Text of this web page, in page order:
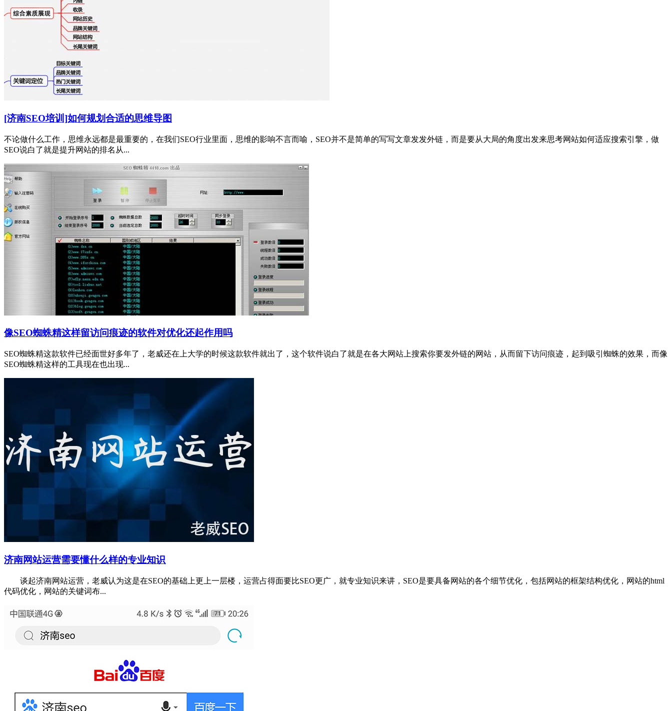
[济南SEO培训]如何规划合适的思维导图
不论做什么工作，思维永远都是最重要的，在我们SEO行业里面，思维的影响不言而喻，SEO并不是简单的写写文章发发外链，而是要从大局的角度出发来思考网站如何适应搜索引擎，做
SEO说白了就是提升网站的排名从...
像SEO蜘蛛精这样留访问痕迹的软件对优化还起作用吗
SEO蜘蛛精这款软件已经面世好多年了，老威还在上大学的时候这款软件就出了，这个软件说白了就是在各大网站上搜索你要发外链的网站，从而留下访问痕迹，起到吸引蜘蛛的效果，而像
SEO蜘蛛精这样的工具现在也出现...
济南网站运营需要懂什么样的专业知识
谈起济南网站运营，老威认为这是在SEO的基础上更上一层楼，运营占得面要比SEO更广，就专业知识来讲，SEO是要具备网站的各个细节优化，包括网站的框架结构优化，网站的html
代码优化，网站的关键词布...